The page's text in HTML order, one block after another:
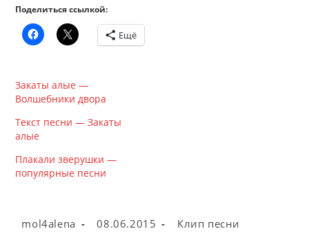
Поделиться ссылкой:
Ещё
Закаты алые —
Волшебники двора
Текст песни — Закаты
алые
Плакали зверушки —
популярные песни
Автор
mol4alena
Запись
08.06.2015
Рубрика
Клип песни